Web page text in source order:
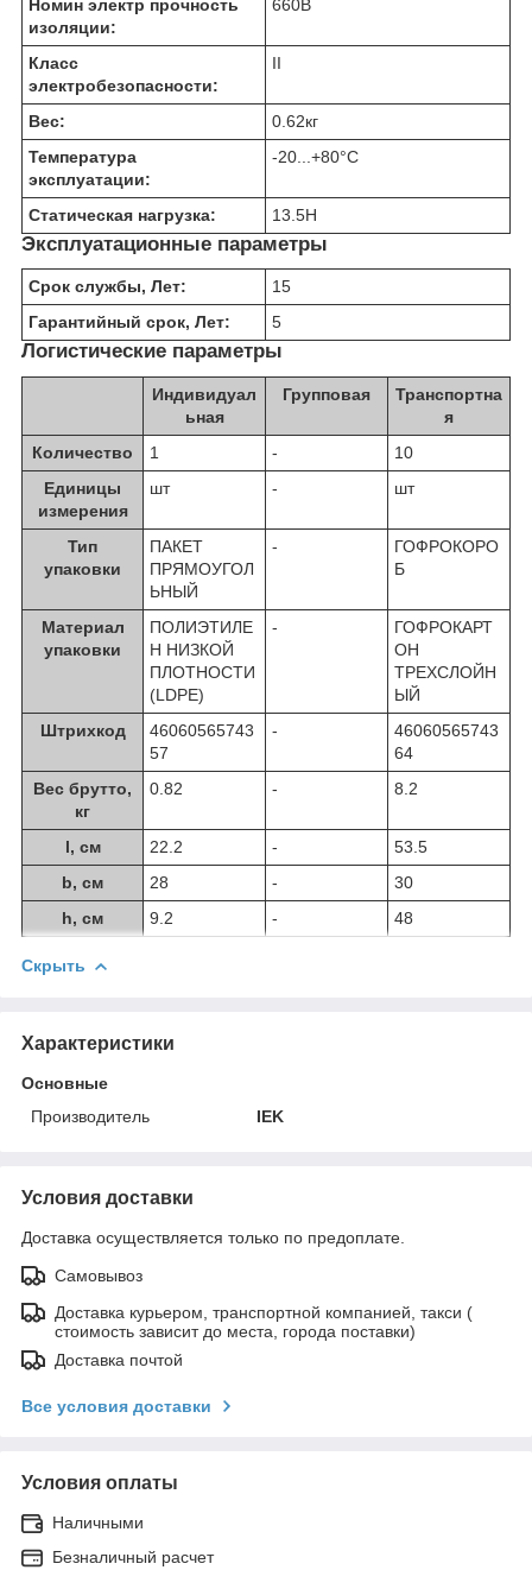
Номин электр прочность
изоляции:
660В
Класс
электробезопасности:
II
Вес: 0.62кг
Температура
эксплуатации:
-20...+80°C
Статическая нагрузка: 13.5Н
Эксплуатационные параметры
Срок службы, Лет:
15
Гарантийный срок, Лет:
5
Логистические параметры
Индивидуал
ьная
Групповая
Транспортна
я
Количество
1 -
10
Единицы
измерения
шт - шт
Тип
упаковки
ПАКЕТ
ПРЯМОУГОЛ
ЬНЫЙ
-
ГОФРОКОРО
Б
Материал
упаковки
ПОЛИЭТИЛЕ
Н НИЗКОЙ
ПЛОТНОСТИ
(LDPE)
-
ГОФРОКАРТ
ОН
ТРЕХСЛОЙН
ЫЙ
Штрихкод
46060565743
57
-
46060565743
64
Вес брутто,
кг
0.82 - 8.2
l, см 22.2 -
53.5
b, см
28 -
30
h, см
9.2 - 48
Скрыть
Характеристики
Основные
Производитель
IEK
Условия доставки
Доставка осуществляется только по предоплате.
Самовывоз
Доставка курьером, транспортной компанией, такси (
стоимость зависит до места, города поставки)
Доставка почтой
Все условия доставки
Условия оплаты
Наличными
Безналичный расчет